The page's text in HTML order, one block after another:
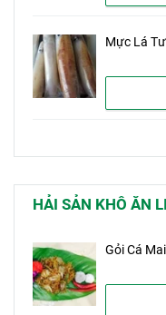
Mực Lá
HẢI SẢN KHÔ ĂN
Gỏi Cá Mai